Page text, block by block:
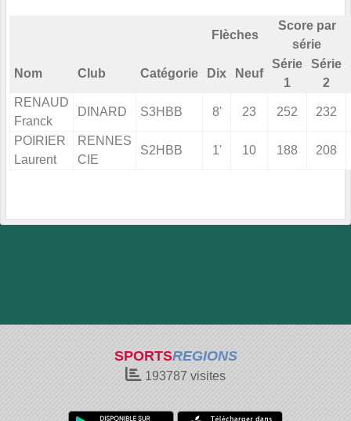
Flèches
Score par
série
Nom Club Catégorie Dix Neuf
Série
1
Série
2
RENAUD
Franck
DINARD S3HBB 8' 23 252 232
POIRIER
Laurent
RENNES
CIE
S2HBB 1' 10 188 208
SPORTSREGIONS
193787 visites